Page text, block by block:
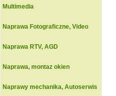
Multimedia
Naprawa Fotograficzne, Video
Naprawa RTV, AGD
Naprawa, montaz okien
Naprawy mechanika, Autoserwis